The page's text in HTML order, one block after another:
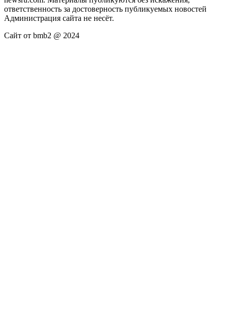
ответственность за достоверность публикуемых новостей
Администрация сайта не несёт.
Сайт от bmb2 @ 2024